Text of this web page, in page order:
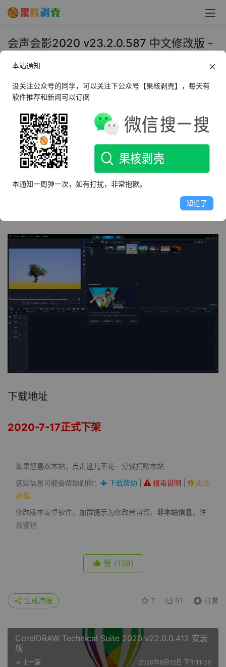
会声会影2020 v23.2.0.587 中文修改版 -
2020年6月13日 上午9:15 媒体处理
会声会影2020中文版是Corel公司推出的2020会声会影系
列的全新版本。会声会影2020中文版新增颜色分级、动态
分屏视频模板制作、小星球视频、MultiCam Capture Lite
功能及对了MyDVD、标题编辑器、自定义运动路径、3D标
题编辑器、稳定视频、面具造物主功能的增强并在原有基础
上进行改进。会声会影2020修改版不仅符合家庭或个人所
需的影片剪辑功能，让无需太多经验的你能够剪辑专业的甚
下载地址
2020-7-17正式下架
如果您喜欢本站， 点击这儿不花一分钱捐赠本站
这些信息可能会帮助到你：
下载帮助 报毒说明
进站
必看
修改版本安卓软件，加群提示为修改者自留， 非本站信息，注
意鉴别
赞 (138)
7 91 打赏
生成海报
CorelDRAW Technical Suite 2020 v22.0.0.412 安装
版
上一篇 2020年6月12日 下午11:36
本站通知
没关注公众号的同学，可以关注下公众号【果核剥壳】，每天有
软件推荐和新闻可以订阅
本通知一周弹一次，如有打扰，非常抱歉。
知道了